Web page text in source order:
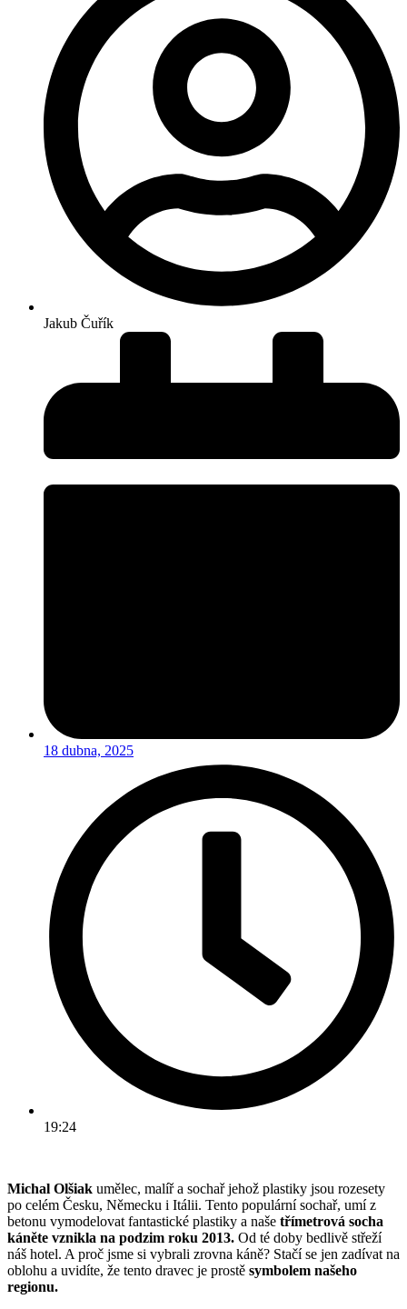
Jakub Čuřík
18 dubna, 2025
19:24
Michal Olšiak umělec, malíř a sochař jehož plastiky jsou rozesety
po celém Česku, Německu i Itálii. Tento populární sochař, umí z
betonu vymodelovat fantastické plastiky a naše třímetrová socha
káněte vznikla na podzim roku 2013. Od té doby bedlivě střeží
náš hotel. A proč jsme si vybrali zrovna káně? Stačí se jen zadívat na
oblohu a uvidíte, že tento dravec je prostě symbolem našeho
regionu.